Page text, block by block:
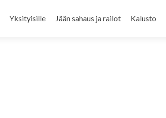
Yksityisille Jään sahaus ja railot Kalusto